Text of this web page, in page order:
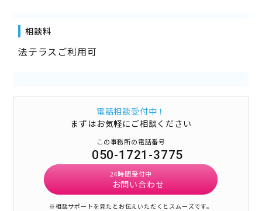
相談料
法テラスご利用可
電話相談受付中！
まずはお気軽にご相談ください
この事務所の電話番号
050-1721-3775
24時間受付中
お問い合わせ
※相談サポートを見たとお伝えいただくとスムーズです。